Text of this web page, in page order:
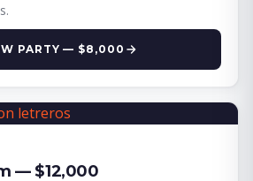
PARTY — $8,000
— $12,000